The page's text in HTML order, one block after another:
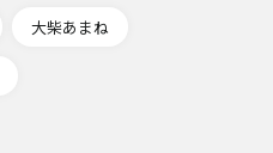
大柴あまね